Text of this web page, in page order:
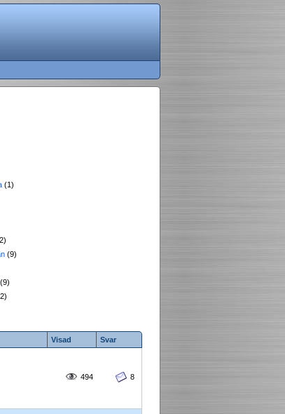
(1)
(9)
(9)
Visad Svar
494 8